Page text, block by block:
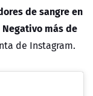
de sangre en
más de
de Instagram.